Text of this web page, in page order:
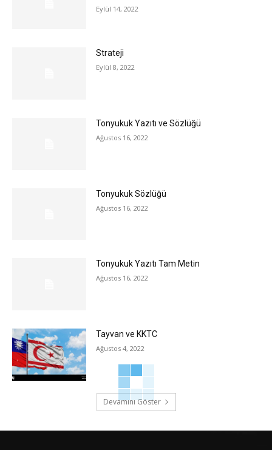
Eylül 14, 2022
Strateji
Eylül 8, 2022
Tonyukuk Yazıtı ve Sözlüğü
Ağustos 16, 2022
Tonyukuk Sözlüğü
Ağustos 16, 2022
Tonyukuk Yazıtı Tam Metin
Ağustos 16, 2022
Tayvan ve KKTC
Ağustos 4, 2022
Devamını Göster